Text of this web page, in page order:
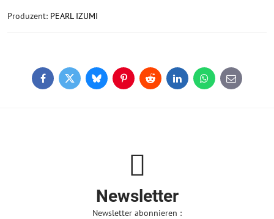
Produzent: PEARL IZUMI
FacebookTwitterBlueskyPinterestReddit LinkedInWhatsApp
E-
mail
Newsletter
Newsletter abonnieren :